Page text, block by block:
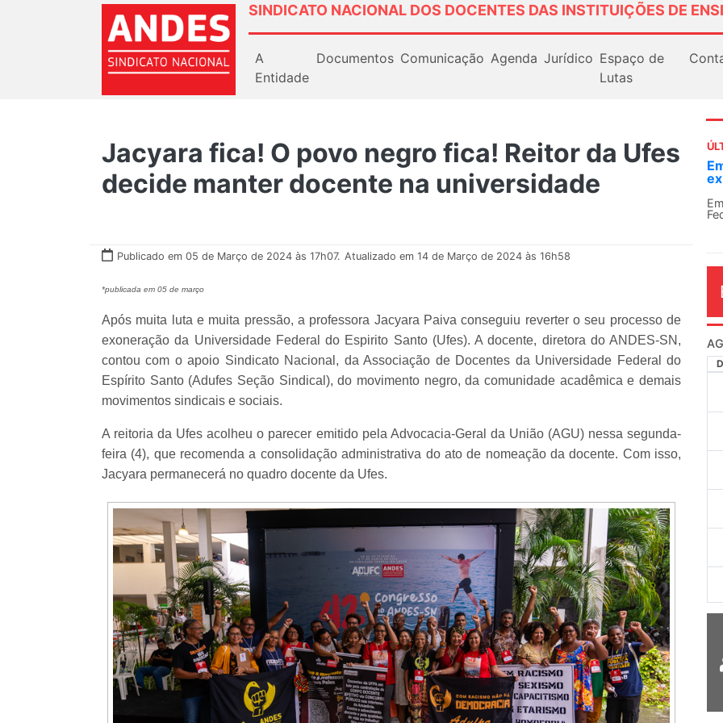
SINDICATO NACIONAL DOS DOCENTES DAS INSTITUIÇÕES DE
A
Entidade
Documentos Comunicação Agenda Jurídico Espaço de
Lutas
Jacyara fica! O povo negro fica! Reitor da Ufes
decide manter docente na universidade
Publicado em 05 de Março de 2024 às 17h07. Atualizado em 14 de Março de 2024 às 16h58
*publicada em 05 de março
Após muita luta e muita pressão, a professora Jacyara Paiva conseguiu reverter o seu processo de
exoneração da Universidade Federal do Espirito Santo (Ufes). A docente, diretora do ANDES-SN,
contou com o apoio Sindicato Nacional, da Associação de Docentes da Universidade Federal do
Espírito Santo (Adufes Seção Sindical), do movimento negro, da comunidade acadêmica e demais
movimentos sindicais e sociais.
A reitoria da Ufes acolheu o parecer emitido pela Advocacia-Geral da União (AGU) nessa segunda-
feira (4), que recomenda a consolidação administrativa do ato de nomeação da docente. Com isso,
Jacyara permanecerá no quadro docente da Ufes.